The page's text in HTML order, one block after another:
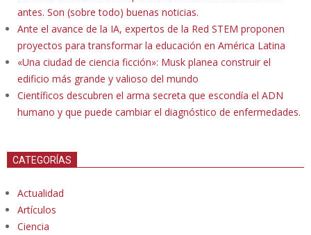
antes. Son (sobre todo) buenas noticias.
Ante el avance de la IA, expertos de la Red STEM proponen
proyectos para transformar la educación en América Latina
«Una ciudad de ciencia ficción»: Musk planea construir el
edificio más grande y valioso del mundo
Científicos descubren el arma secreta que escondía el ADN
humano y que puede cambiar el diagnóstico de enfermedades.
CATEGORÍAS
Actualidad
Artículos
Ciencia